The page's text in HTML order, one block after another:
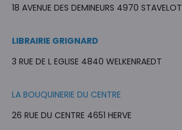
18 AVENUE DES DEMINEURS 4970 STAVELOT
LIBRAIRIE GRIGNARD
3 RUE DE L EGLISE 4840 WELKENRAEDT
LA BOUQUINERIE DU CENTRE
26 RUE DU CENTRE 4651 HERVE